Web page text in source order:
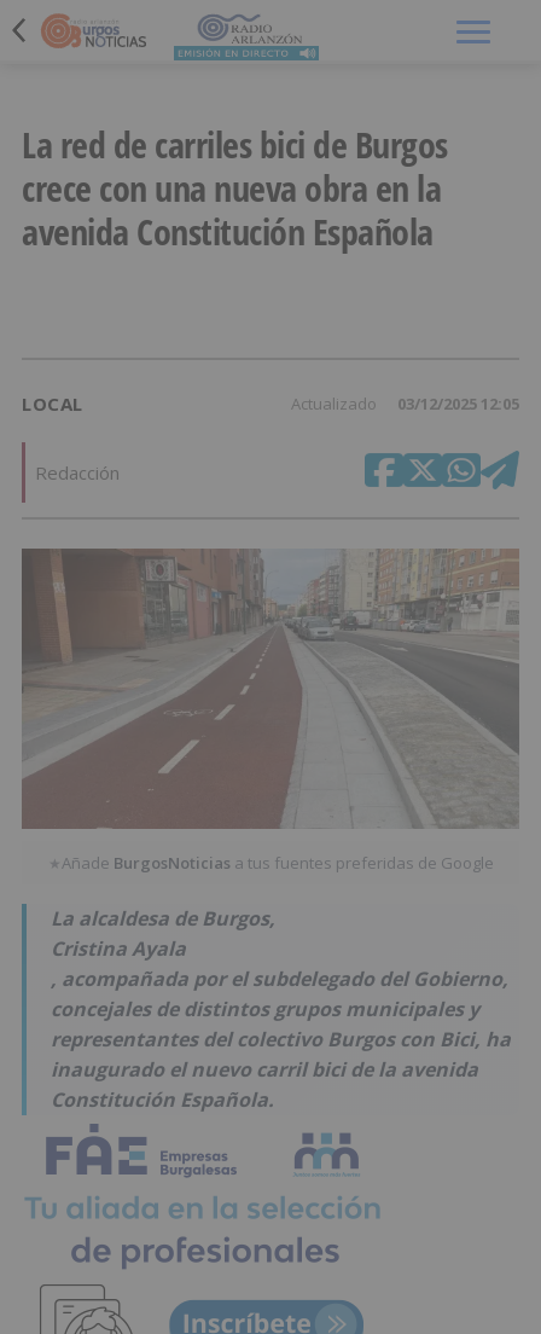
La red de carriles bici de Burgos
crece con una nueva obra en la
avenida Constitución Española
LOCAL Actualizado 03/12/2025 12:05
Redacción
★Añade BurgosNoticias a tus fuentes preferidas de Google
La alcaldesa de Burgos,
Cristina Ayala
, acompañada por el subdelegado del Gobierno,
concejales de distintos grupos municipales y
representantes del colectivo Burgos con Bici, ha
inaugurado el nuevo carril bici de la avenida
Constitución Española.